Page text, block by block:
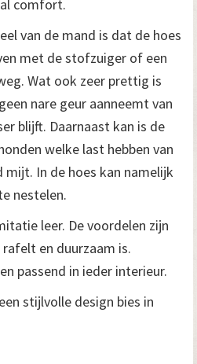
comfort.
van de mand is dat de hoes
met de stofzuiger of een
Wat ook zeer prettig is
nare geur aanneemt van
blijft. Daarnaast kan is de
welke last hebben van
In de hoes kan namelijk
nestelen.
leer. De voordelen zijn
en duurzaam is.
passend in ieder interieur.
stijlvolle design bies in